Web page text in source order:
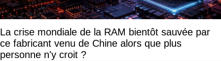
La crise mondiale de la RAM bientôt sauvée par
ce fabricant venu de Chine alors que plus
personne n'y croit ?